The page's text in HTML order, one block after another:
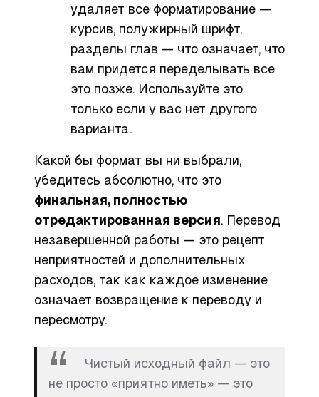
удаляет все форматирование —
курсив, полужирный шрифт,
разделы глав — что означает, что
вам придется переделывать все
это позже. Используйте это
только если у вас нет другого
варианта.
Какой бы формат вы ни выбрали,
убедитесь абсолютно, что это
финальная, полностью
отредактированная версия. Перевод
незавершенной работы — это рецепт
неприятностей и дополнительных
расходов, так как каждое изменение
означает возвращение к переводу и
пересмотру.
Чистый исходный файл — это
не просто «приятно иметь» — это